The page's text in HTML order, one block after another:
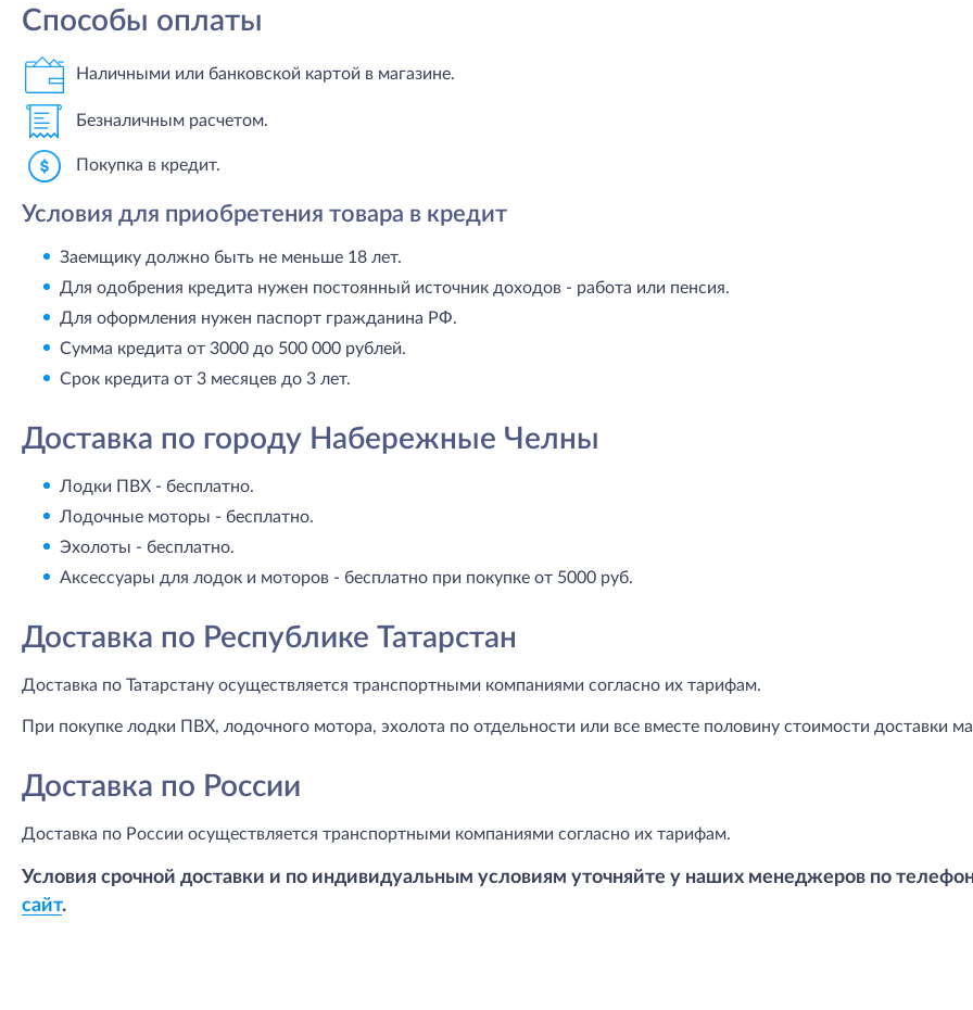
Способы оплаты
Наличными или банковской картой в магазине.
Безналичным расчетом.
Покупка в кредит.
Условия для приобретения товара в кредит
Заемщику должно быть не меньше 18 лет.
Для одобрения кредита нужен постоянный источник доходов - работа или пенсия.
Для оформления нужен паспорт гражданина РФ.
Сумма кредита от 3000 до 500 000 рублей.
Срок кредита от 3 месяцев до 3 лет.
Доставка по городу Набережные Челны
Лодки ПВХ - бесплатно.
Лодочные моторы - бесплатно.
Эхолоты - бесплатно.
Аксессуары для лодок и моторов - бесплатно при покупке от 5000 руб.
Доставка по Республике Татарстан
Доставка по Татарстану осуществляется транспортными компаниями согласно их тарифам.
При покупке лодки ПВХ, лодочного мотора, эхолота по отдельности или все вместе половину стоимости доставки
Доставка по России
Доставка по России осуществляется транспортными компаниями согласно их тарифам.
Условия срочной доставки и по индивидуальным условиям уточняйте у наших менеджеров по
сайт.